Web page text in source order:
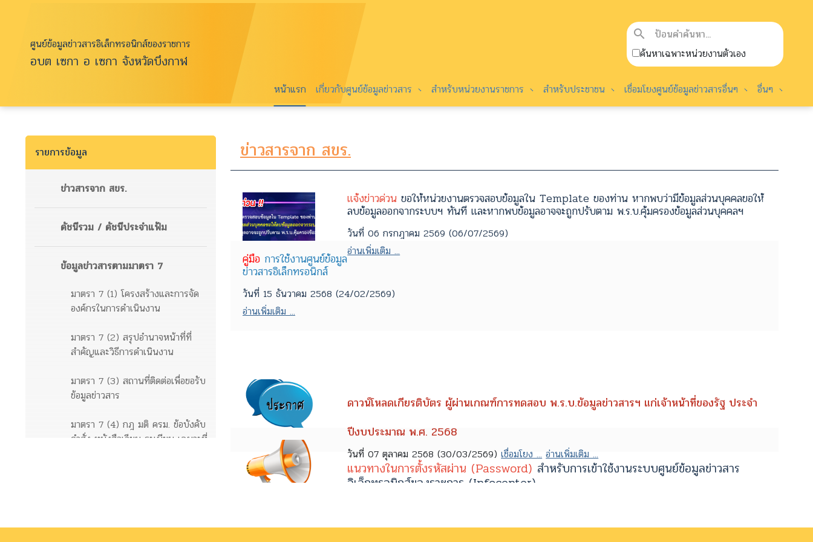
ศูนย์ข้อมูลข่าวสารอิเล็กทรอนิกส์ของราชการ
อบต เซกา อ เซกา จังหวัดบึงกาฬ
search
ค้นหาเฉพาะหน่วยงานตัวเอง
หน้าแรก เกี่ยวกับศูนย์ข้อมูลข่าวสาร สำหรับหน่วยงานราชการ สำหรับประชาชน เชื่อมโยงศูนย์ข้อมูลข่าวสารอื่นๆ อื่นๆ
รายการข้อมูล
ข่าวสารจาก สขร.
ดัชนีรวม / ดัชนีประจำแฟ้ม
ข้อมูลข่าวสารตามมาตรา 7
มาตรา 7 (1) โครงสร้างและการจัด
องค์กรในการดำเนินงาน
มาตรา 7 (2) สรุปอำนาจหน้าที่ที่
สำคัญและวิธีการดำเนินงาน
มาตรา 7 (3) สถานที่ติดต่อเพื่อขอรับ
ข้อมูลข่าวสาร
มาตรา 7 (4) กฎ มติ ครม. ข้อบังคับ
คำสั่ง หนังสือเวียน ระเบียบ เฉพาะที่
ข่าวสารจาก สขร.
แจ้งข่าวด่วน ขอให้หน่วยงานตรวจสอบข้อมูลใน Template ของท่าน หากพบว่ามีข้อมูลส่วนบุคคลขอให้
ลบข้อมูลออกจากระบบฯ ทันที และหากพบข้อมูลอาจจะถูกปรับตาม พ.ร.บ.คุ้มครองข้อมูลส่วนบุคคลฯ
วันที่ 06 กรกฎาคม 2569 (06/07/2569)
อ่านเพิ่มเติม ...
คู่มือ การใช้งานศูนย์ข้อมูล
ข่าวสารอิเล็กทรอนิกส์
วันที่ 15 ธันวาคม 2568 (24/02/2569)
อ่านเพิ่มเติม ...
ดาวน์โหลดเกียรติบัตร ผู้ผ่านเกณฑ์การทดสอบ พ.ร.บ.ข้อมูลข่าวสารฯ แก่เจ้าหน้าที่ของรัฐ ประจำ
ปีงบประมาณ พ.ศ. 2568
วันที่ 07 ตุลาคม 2568 (30/03/2569)เชื่อมโยง ... อ่านเพิ่มเติม ...
แนวทางในการตั้งรหัสผ่าน (Password) สำหรับการเข้าใช้งานระบบศูนย์ข้อมูลข่าวสาร
อิเล็กทรอนิกส์ของราชการ (Infocenter)
อ่านเพิ่มเติม ...